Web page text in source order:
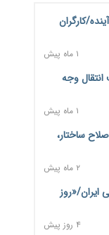
۱ ساعت پیش
و
۱ ساعت پیش
به
پیش از
۲ ساعت پیش
کارگران
۱ ماه پیش
انتقال وجه
۱ ماه پیش
ساختار،
۲ ماه پیش
ایران/«روز
۴ روز پیش